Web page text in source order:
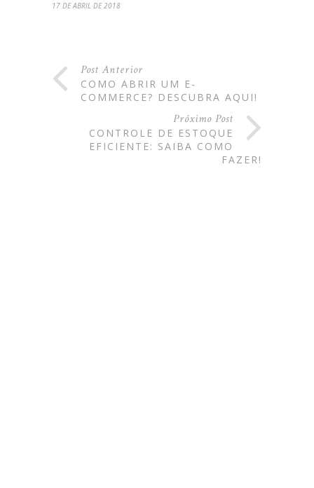
17 DE ABRIL DE 2018
Post Anterior
COMO ABRIR UM E-
COMMERCE? DESCUBRA AQUI!
Próximo Post
CONTROLE DE ESTOQUE
EFICIENTE: SAIBA COMO
FAZER!